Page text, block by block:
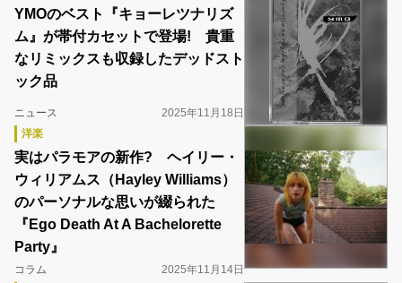
YMOのベスト『キョーレツナリズ
ム』が帯付カセットで登場! 貴重
なリミックスも収録したデッドスト
ック品
ニュース
2025年11月18日
洋楽
実はパラモアの新作? ヘイリー・
ウィリアムス（Hayley Williams）
のパーソナルな思いが綴られた
『Ego Death At A Bachelorette
Party』
コラム 2025年11月14日